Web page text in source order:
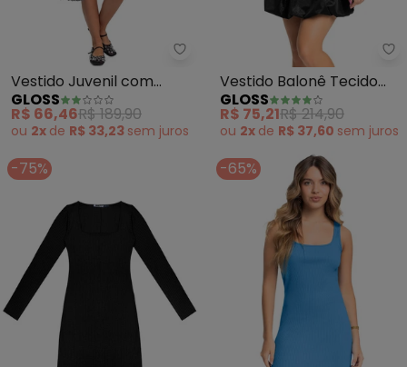
Gloss - Vestido Juvenil com
Vestido Juvenil com
Alças (Preto)
GLOSS
R$ 66,46R$ 189,90
ou 2x de R$ 33,23 sem juros
Vestido Balonê Tecido
Brilho (Preto)
GLOSS
R$ 75,21R$ 214,90
ou 2x de R$ 37,60 sem juros
-75% -65%